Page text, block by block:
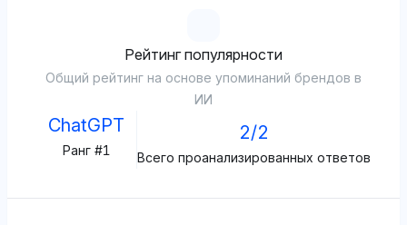
Рейтинг популярности
Общий рейтинг на основе упоминаний брендов в
ИИ
ChatGPT
Ранг #1
2/2
Всего проанализированных ответов